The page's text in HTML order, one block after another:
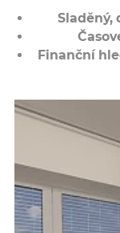
Sladěný,
Finanční